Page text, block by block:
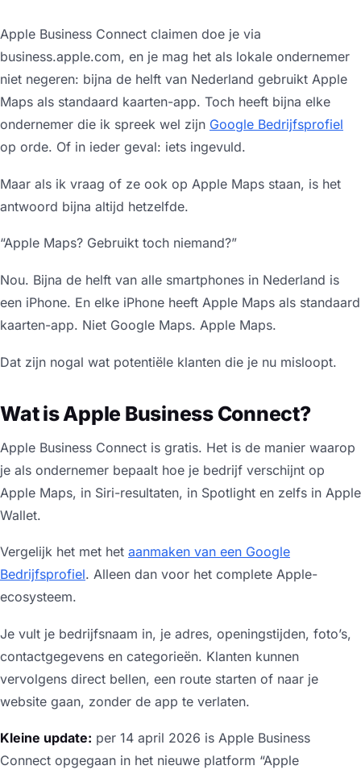
Apple Business Connect claimen doe je via
business.apple.com, en je mag het als lokale ondernemer
niet negeren: bijna de helft van Nederland gebruikt Apple
Maps als standaard kaarten-app. Toch heeft bijna elke
ondernemer die ik spreek wel zijn Google Bedrijfsprofiel
op orde. Of in ieder geval: iets ingevuld.
Maar als ik vraag of ze ook op Apple Maps staan, is het
antwoord bijna altijd hetzelfde.
“Apple Maps? Gebruikt toch niemand?”
Nou. Bijna de helft van alle smartphones in Nederland is
een iPhone. En elke iPhone heeft Apple Maps als standaard
kaarten-app. Niet Google Maps. Apple Maps.
Dat zijn nogal wat potentiële klanten die je nu misloopt.
Wat is Apple Business Connect?
Apple Business Connect is gratis. Het is de manier waarop
je als ondernemer bepaalt hoe je bedrijf verschijnt op
Apple Maps, in Siri-resultaten, in Spotlight en zelfs in Apple
Wallet.
Vergelijk het met het aanmaken van een Google
Bedrijfsprofiel. Alleen dan voor het complete Apple-
ecosysteem.
Je vult je bedrijfsnaam in, je adres, openingstijden, foto’s,
contactgegevens en categorieën. Klanten kunnen
vervolgens direct bellen, een route starten of naar je
website gaan, zonder de app te verlaten.
Kleine update: per 14 april 2026 is Apple Business
Connect opgegaan in het nieuwe platform “Apple